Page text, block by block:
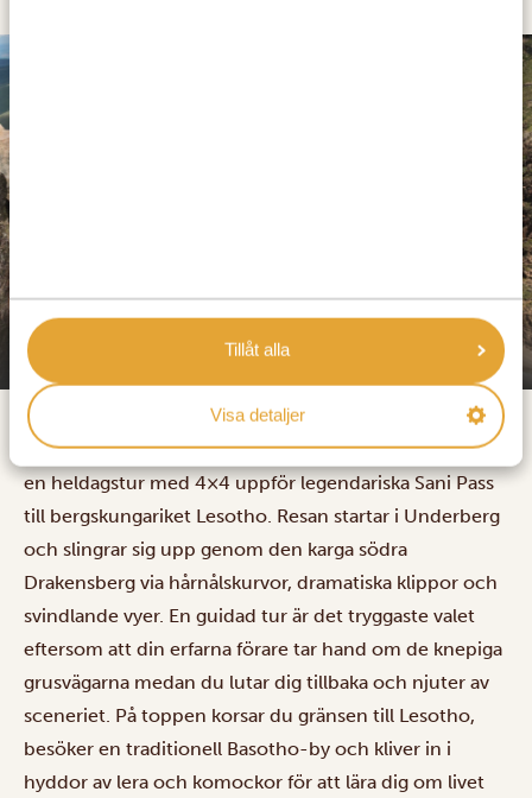
Tillåt alla
Visa detaljer
The Old Hatchery
Sugen på äkta äventyr och en ny stämpel i passet? Ta
en heldagstur med 4×4 uppför legendariska Sani Pass
till bergskungariket Lesotho. Resan startar i Underberg
och slingrar sig upp genom den karga södra
Drakensberg via hårnålskurvor, dramatiska klippor och
svindlande vyer. En guidad tur är det tryggaste valet
eftersom att din erfarna förare tar hand om de knepiga
grusvägarna medan du lutar dig tillbaka och njuter av
sceneriet. På toppen korsar du gränsen till Lesotho,
besöker en traditionell Basotho-by och kliver in i
hyddor av lera och komockor för att lära dig om livet